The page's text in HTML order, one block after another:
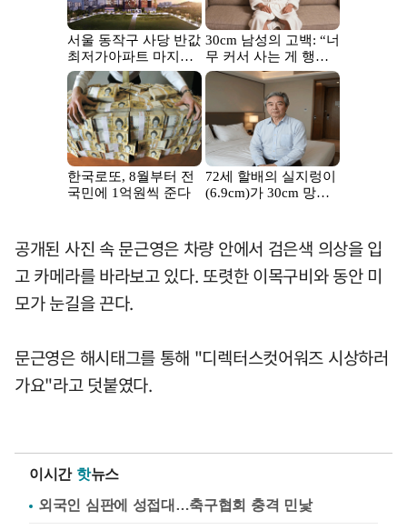
공개된 사진 속 문근영은 차량 안에서 검은색 의상을 입
고 카메라를 바라보고 있다. 또렷한 이목구비와 동안 미
모가 눈길을 끈다.
문근영은 해시태그를 통해 "디렉터스컷어워즈 시상하러
가요"라고 덧붙였다.
이시간 핫뉴스
외국인 심판에 성접대…축구협회 충격 민낯